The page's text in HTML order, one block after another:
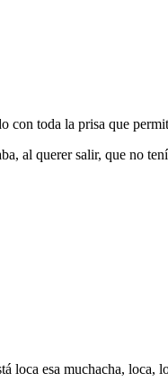
toda la prisa que
al querer salir, que no
esa muchacha, loca,